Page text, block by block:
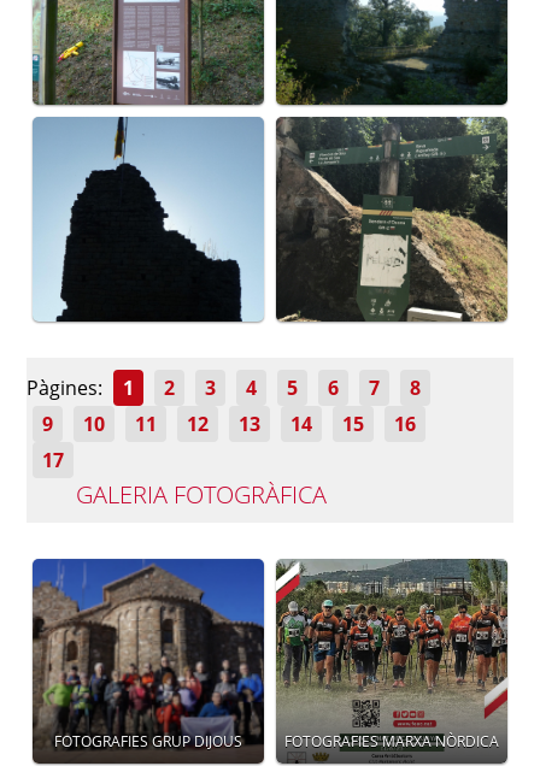
Pàgines: 1 2 3 4 5 6 7
8
9
10 11 12 13 14 15
16
17
GALERIA FOTOGRÀFICA
FOTOGRAFIES GRUP DIJOUS FOTOGRAFIES MARXA NÒRDICA